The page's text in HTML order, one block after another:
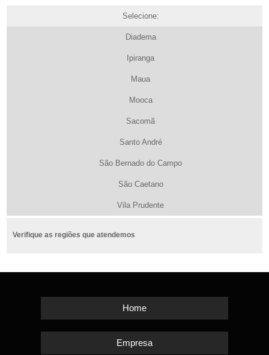
Selecione:
Diadema
Ipiranga
Maua
Mooca
Sacomã
Santo André
São Bernado do Campo
São Caetano
Vila Prudente
Verifique as regiões que atendemos
Home
Empresa